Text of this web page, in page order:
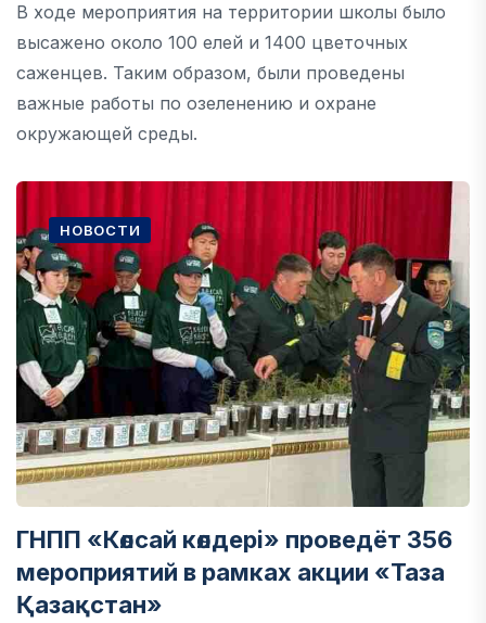
В ходе мероприятия на территории школы было
высажено около 100 елей и 1400 цветочных
саженцев. Таким образом, были проведены
важные работы по озеленению и охране
окружающей среды.
НОВОСТИ
ГНПП «Көлсай көлдері» проведёт 356
мероприятий в рамках акции «Таза
Қазақстан»